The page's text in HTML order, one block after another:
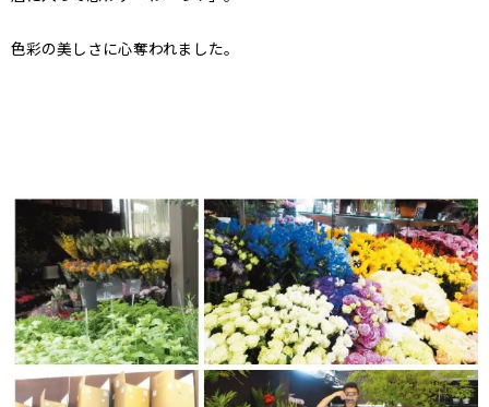
色彩の美しさに心奪われました。